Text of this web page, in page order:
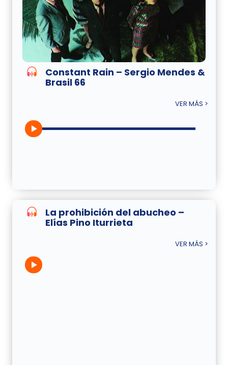
Constant Rain – Sergio Mendes &
Brasil 66
VER MÁS >
La prohibición del abucheo –
Elías Pino Iturrieta
VER MÁS >